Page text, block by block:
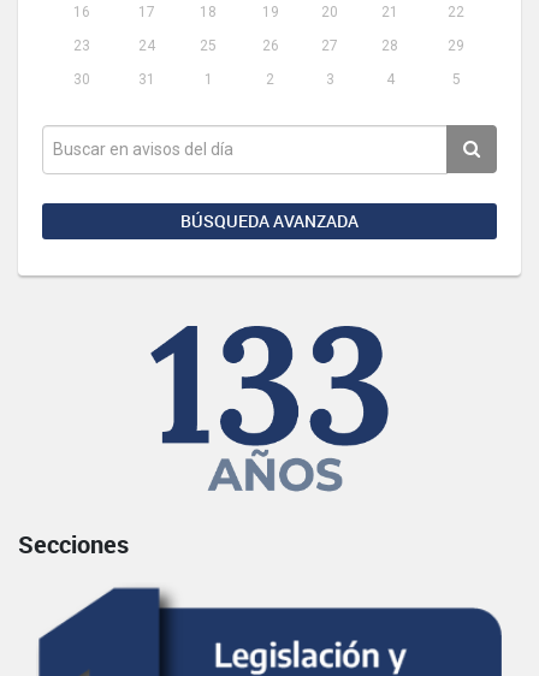
16
17 18 19 20 21
22
23
24 25 26 27 28
29
30
31 1 2 3 4 5
BÚSQUEDA AVANZADA
Secciones